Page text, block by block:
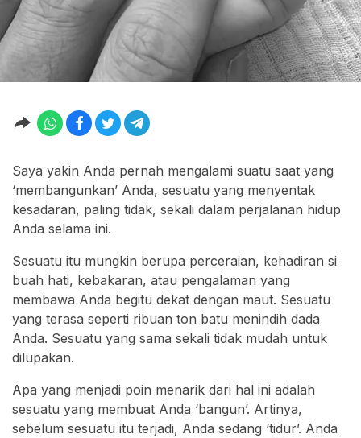
Saya yakin Anda pernah mengalami suatu saat yang
‘membangunkan’ Anda, sesuatu yang menyentak
kesadaran, paling tidak, sekali dalam perjalanan hidup
Anda selama ini.
Sesuatu itu mungkin berupa perceraian, kehadiran si
buah hati, kebakaran, atau pengalaman yang
membawa Anda begitu dekat dengan maut. Sesuatu
yang terasa seperti ribuan ton batu menindih dada
Anda. Sesuatu yang sama sekali tidak mudah untuk
dilupakan.
Apa yang menjadi poin menarik dari hal ini adalah
sesuatu yang membuat Anda ‘bangun’. Artinya,
sebelum sesuatu itu terjadi, Anda sedang ‘tidur’. Anda